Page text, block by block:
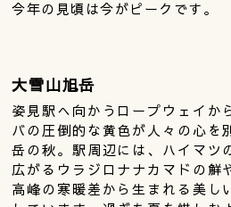
今年の見頃は今がピークです。
大雪山旭岳
姿見駅へ向かうロープウェイか
バの圧倒的な黄色が人々の心を
岳の秋。駅周辺には、ハイマツ
広がるウラジロナナカマドの鮮
高峰の寒暖差から生まれる美し